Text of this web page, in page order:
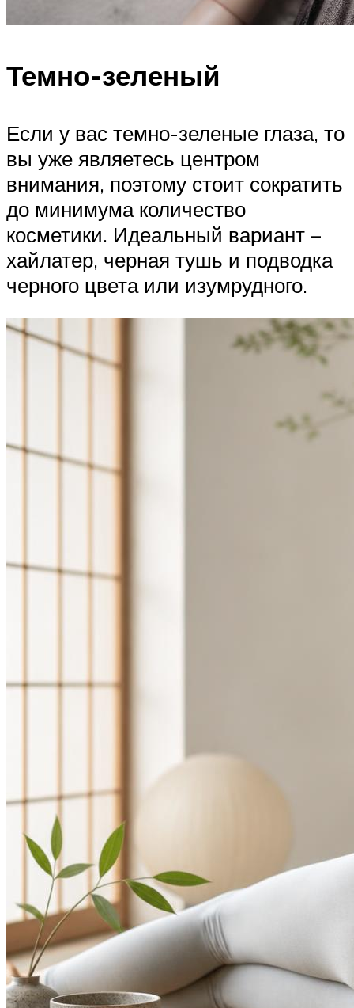
Темно-зеленый
Если у вас темно-зеленые глаза, то
вы уже являетесь центром
внимания, поэтому стоит сократить
до минимума количество
косметики. Идеальный вариант –
хайлатер, черная тушь и подводка
черного цвета или изумрудного.